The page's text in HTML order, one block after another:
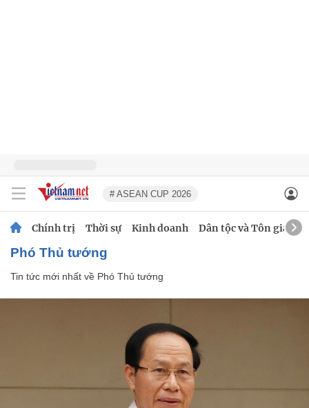
# ASEAN CUP 2026
Chính trị Thời sự Kinh doanh Dân tộc và Tôn giáo
Phó Thủ tướng
Tin tức mới nhất về Phó Thủ tướng